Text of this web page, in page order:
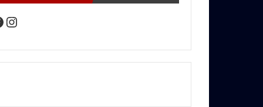
Instagram